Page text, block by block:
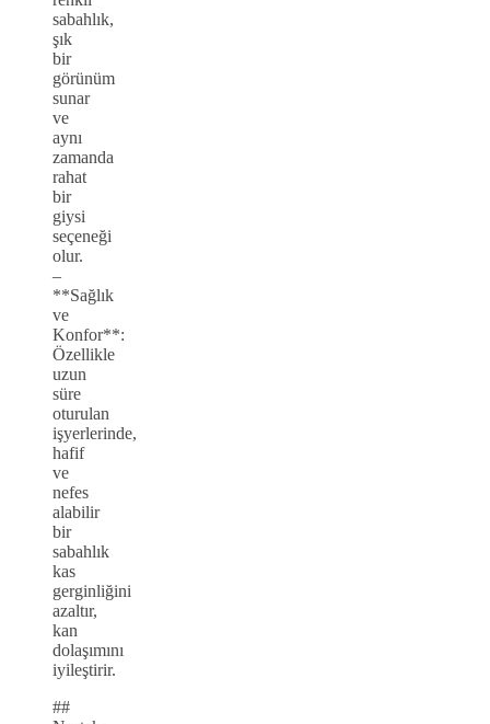
sabahlık,
şık
bir
görünüm
sunar
ve
aynı
zamanda
rahat
bir
giysi
seçeneği
olur.
–
**Sağlık
ve
Konfor**:
Özellikle
uzun
süre
oturulan
işyerlerinde,
hafif
ve
nefes
alabilir
bir
sabahlık
kas
gerginliğini
azaltır,
kan
dolaşımını
iyileştirir.
##